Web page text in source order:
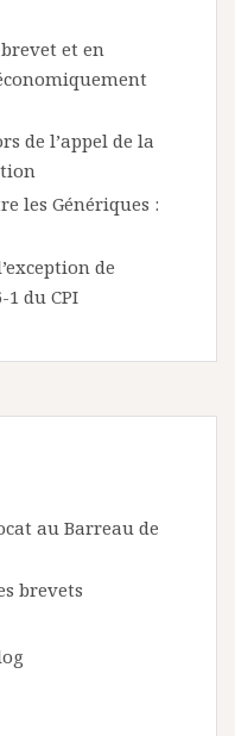
et en
de l’appel de la
les Génériques :
de
du CPI
au Barreau de
brevets